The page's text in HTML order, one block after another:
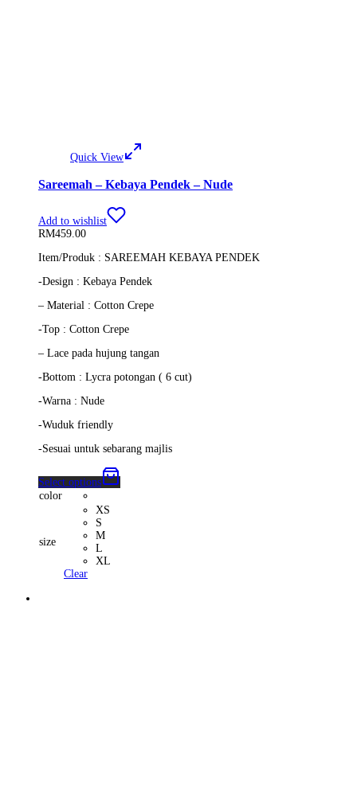
Quick View
Sareemah – Kebaya Pendek – Nude
Add to wishlist
RM459.00
Item/Produk : SAREEMAH KEBAYA PENDEK
-Design : Kebaya Pendek
– Material : Cotton Crepe
-Top : Cotton Crepe
– Lace pada hujung tangan
-Bottom : Lycra potongan ( 6 cut)
-Warna : Nude
-Wuduk friendly
-Sesuai untuk sebarang majlis
Select options
color
size
XS
S
M
L
XL
Clear